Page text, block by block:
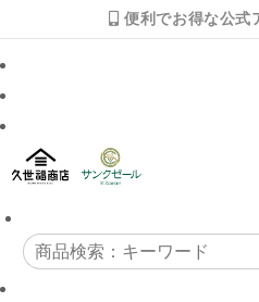
便利でお得な公式